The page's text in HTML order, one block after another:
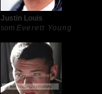
Justin Louis
som Everett Young